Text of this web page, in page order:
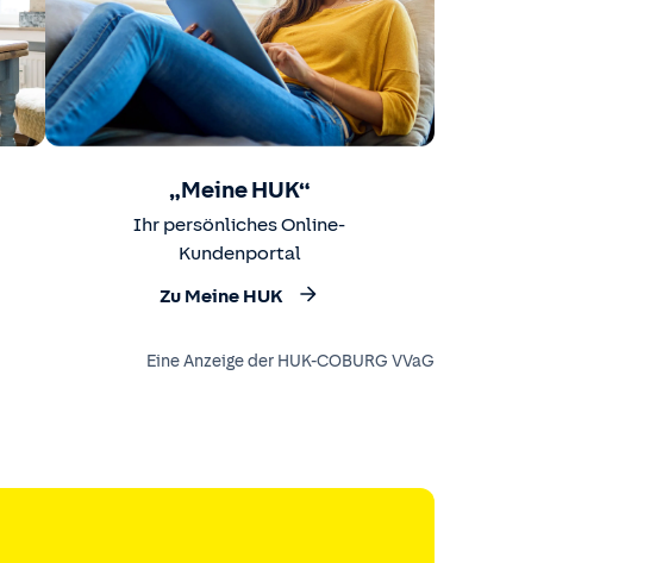
„Meine HUK“
Ihr persönliches Online-
Kundenportal
Zu Meine HUK
Eine Anzeige der HUK-COBURG VVaG